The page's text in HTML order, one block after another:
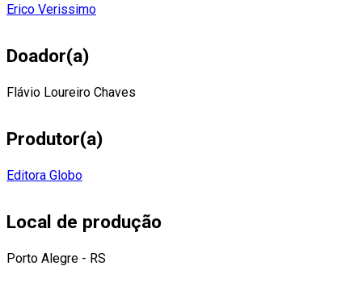
Erico Verissimo
Doador(a)
Flávio Loureiro Chaves
Produtor(a)
Editora Globo
Local de produção
Porto Alegre - RS